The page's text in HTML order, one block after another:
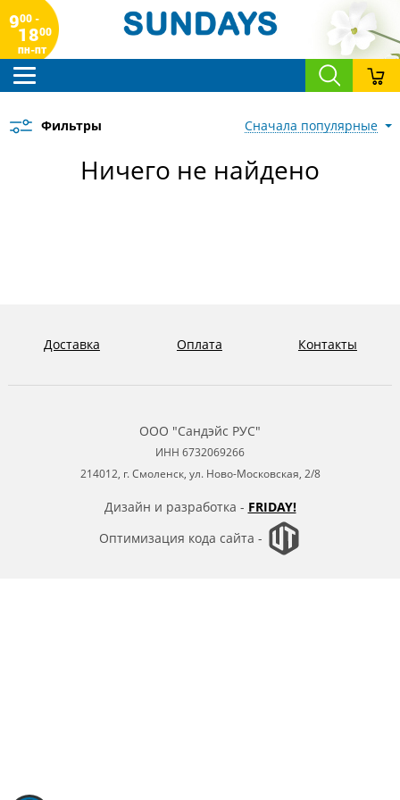
900 -
1800
пн-пт
Фильтры сначала популярные
Ничего не найдено
ООО "Сандэйс РУС"
ИНН 6732069266
214012, г. Смоленск, ул. Ново-Московская, 2/8
Дизайн и разработка - FRIDAY!
Оптимизация кода сайта -
Доставка Оплата Контакты